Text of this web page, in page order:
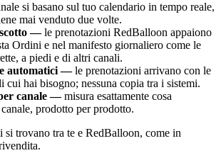
si basano sul tuo calendario in tempo reale,
mai venduto due volte.
—le prenotazioni RedBalloon appaiono
Ordini e nel manifesto giornaliero come le
a piedi e di altri canali.
automatici —le prenotazioni arrivano con le
cui hai bisogno; nessuna copia tra i sistemi.
canale —misura esattamente cosa
prodotto per prodotto.
trovano tra te e RedBalloon, come in